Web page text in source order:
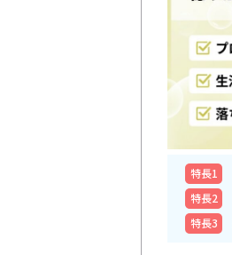
特⻑1
特⻑2
特⻑3